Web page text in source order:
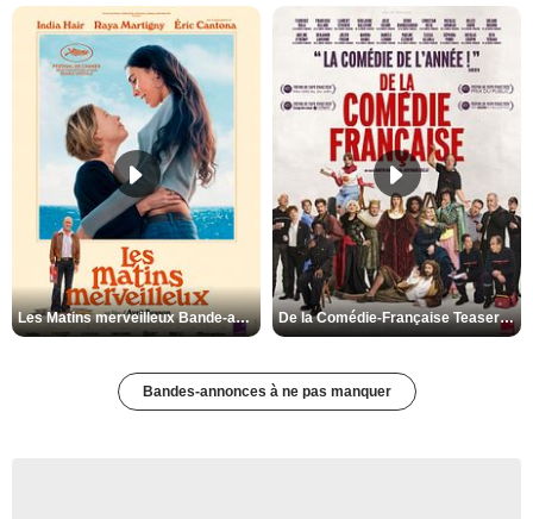
Les Matins merveilleux Bande-annonce VF De la Comédie-Française Teaser VF
Bandes-annonces à ne pas manquer